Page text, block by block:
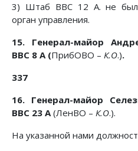
3) Штаб ВВС 12 А. не был
орган управления.
15. Генерал-майор
ВВС 8 А (ПрибОВО – К.О.).
337
16. Генерал-майор
ВВС 23 А(ЛенВО – К.О.).
На указанной нами